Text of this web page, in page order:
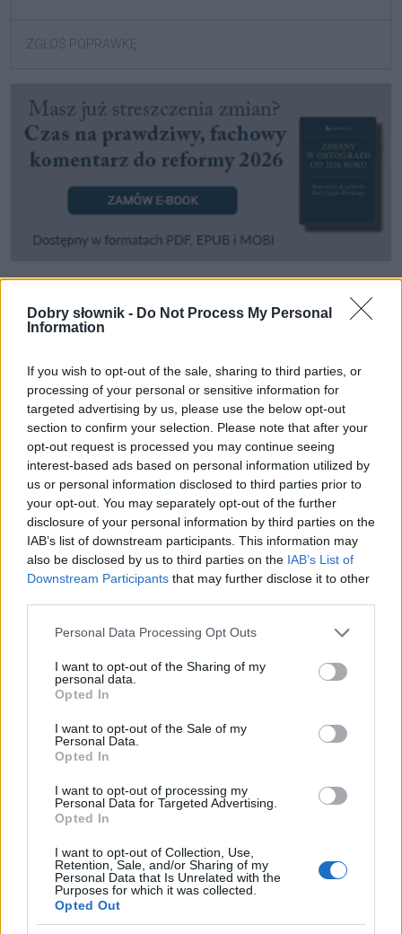
Dobry słownik - Do Not Process My Personal
Information
If you wish to opt-out of the sale, sharing to third parties, or
processing of your personal or sensitive information for
targeted advertising by us, please use the below opt-out
section to confirm your selection. Please note that after your
opt-out request is processed you may continue seeing
interest-based ads based on personal information utilized by
us or personal information disclosed to third parties prior to
your opt-out. You may separately opt-out of the further
disclosure of your personal information by third parties on the
IAB’s list of downstream participants. This information may
also be disclosed by us to third parties on the IAB’s List of
Downstream Participants that may further disclose it to other
Please note that this website/app uses one or more Google
not limited to your visit or usage behaviour. You may click to
grant or deny consent to Google and its third-party tags to
use your data for below specified purposes in below Google
consent section.
Personal Data Processing Opt Outs
I want to opt-out of the Sharing of my
personal data.
Opted In
I want to opt-out of the Sale of my
Personal Data.
Opted In
I want to opt-out of processing my
Personal Data for Targeted Advertising.
Opted In
I want to opt-out of Collection, Use,
Retention, Sale, and/or Sharing of my
Personal Data that Is Unrelated with the
Purposes for which it was collected.
Opted Out
ZGŁOŚ POPRAWKĘ
Pozostały wątpliwości? Brakuje czegoś w haśle?
Zobacz, co zyskują abonenci Dobrego słownika.
SPRAWDŹ
Często sprawdzane
Kim jest ośmioklasistka?
Odmiana:dopełńczydopełnij?
Jak odmieniać słowomail
Ciekawostki
— Problemy z Biblią
— Takie są skutki braku ołowiu
Mogą Cię zainteresować również hasła
zagwozdka
buggy